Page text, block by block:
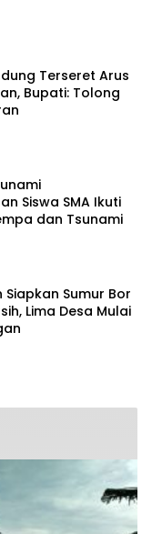
Terseret Arus
Bupati: Tolong
Siswa SMA Ikuti
dan Tsunami
Sumur Bor
Lima Desa Mulai